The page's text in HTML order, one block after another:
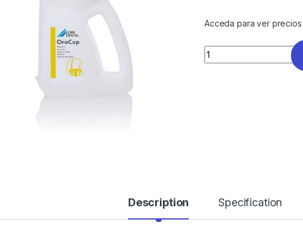
Acceda para ver precios
Quantity
Description Specification